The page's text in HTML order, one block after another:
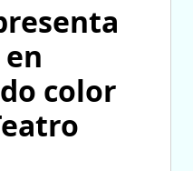
color